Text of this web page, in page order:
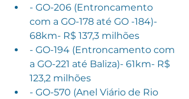
- GO-206 (Entroncamento
com a GO-178 até GO -184)-
68km- R$ 137,3 milhões
- GO-194 (Entroncamento com
a GO-221 até Baliza)- 61km- R$
123,2 milhões
- GO-570 (Anel Viário de Rio